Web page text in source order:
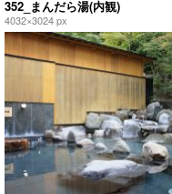
352_まんだら湯(内観)
4032×3024 px